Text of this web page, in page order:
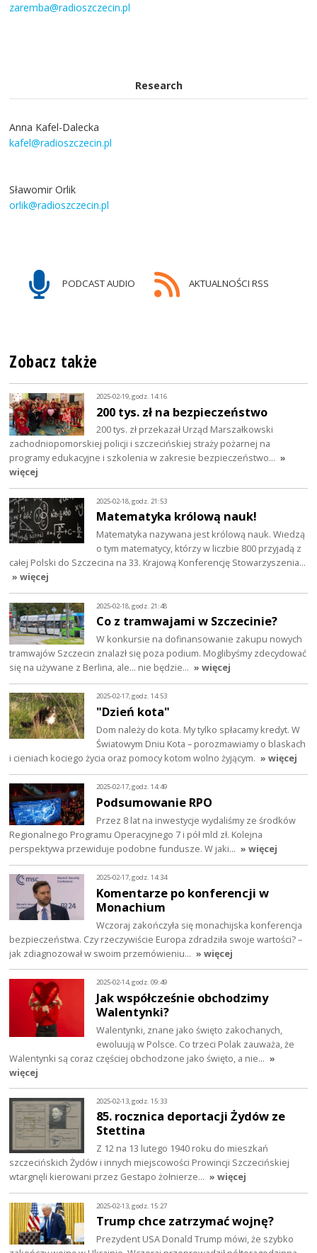
zaremba@radioszczecin.pl
Research
Anna Kafel-Dalecka
kafel@radioszczecin.pl
Sławomir Orlik
orlik@radioszczecin.pl
PODCAST AUDIO AKTUALNOŚCI RSS
Zobacz także
2025-02-19, godz. 14:16
200 tys. zł na bezpieczeństwo
200 tys. zł przekazał Urząd Marszałkowski
zachodniopomorskiej policji i szczecińskiej straży pożarnej na
programy edukacyjne i szkolenia w zakresie bezpieczeństwo… »
więcej
2025-02-18, godz. 21:53
Matematyka królową nauk!
Matematyka nazywana jest królową nauk. Wiedzą
o tym matematycy, którzy w liczbie 800 przyjadą z
całej Polski do Szczecina na 33. Krajową Konferencję Stowarzyszenia…
» więcej
2025-02-18, godz. 21:48
Co z tramwajami w Szczecinie?
W konkursie na dofinansowanie zakupu nowych
tramwajów Szczecin znalazł się poza podium. Moglibyśmy zdecydować
się na używane z Berlina, ale… nie będzie… » więcej
2025-02-17, godz. 14:53
"Dzień kota"
Dom należy do kota. My tylko spłacamy kredyt. W
Światowym Dniu Kota – porozmawiamy o blaskach
i cieniach kociego życia oraz pomocy kotom wolno żyjącym. » więcej
2025-02-17, godz. 14:49
Podsumowanie RPO
Przez 8 lat na inwestycje wydaliśmy ze środków
Regionalnego Programu Operacyjnego 7 i pół mld zł. Kolejna
perspektywa przewiduje podobne fundusze. W jaki… » więcej
2025-02-17, godz. 14:34
Komentarze po konferencji w
Monachium
Wczoraj zakończyła się monachijska konferencja
bezpieczeństwa. Czy rzeczywiście Europa zdradziła swoje wartości? –
jak zdiagnozował w swoim przemówieniu… » więcej
2025-02-14, godz. 09:49
Jak współcześnie obchodzimy
Walentynki?
Walentynki, znane jako święto zakochanych,
ewoluują w Polsce. Co trzeci Polak zauważa, że
Walentynki są coraz częściej obchodzone jako święto, a nie… »
więcej
2025-02-13, godz. 15:33
85. rocznica deportacji Żydów ze
Stettina
Z 12 na 13 lutego 1940 roku do mieszkań
szczecińskich Żydów i innych miejscowości Prowincji Szczecińskiej
wtargnęli kierowani przez Gestapo żołnierze… » więcej
2025-02-13, godz. 15:27
Trump chce zatrzymać wojnę?
Prezydent USA Donald Trump mówi, że szybko